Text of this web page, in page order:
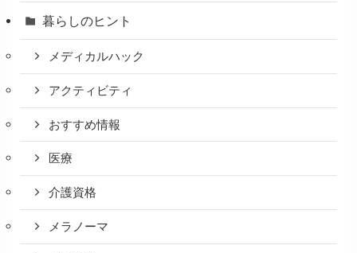
暮らしのヒント
メディカルハック
アクティビティ
おすすめ情報
医療
介護資格
メラノーマ